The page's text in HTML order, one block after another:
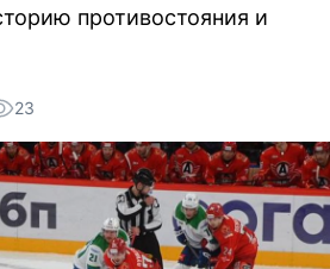
противостояния и
23